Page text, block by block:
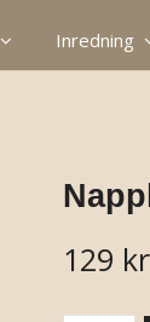
129 kr
Inredning